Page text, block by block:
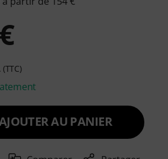
€
AU PANIER